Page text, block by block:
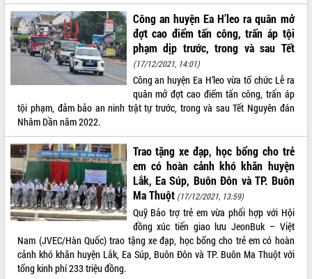
Đắk Lắk công bố Quy hoạch và xúc
tiến đầu tư tỉnh
Ngành cá ngừ Đắk Lắk chủ động thích
ứng để giữ vững thị trường xuất khẩu
Diễn đàn Kinh tế tư nhân Việt Nam đột
phá cơ chế - Hợp tác công tư
Đề án 06 tạo bước ngoặt đột phá trong
cải cách hành chính tỉnh Đắk Lắk
Kết nối tour, đẩy mạnh chuyển đổi số
để phát triển du lịch Đắk Lắk
Khởi động Dự án Đầu tư xây dựng hạ
tầng kỹ thuật Cụm công nghiệp Tân
Tiến
Gặp mặt các cơ quan báo chí nhân Kỷ
niệm 101 năm Ngày Báo chí Cách
mạng Việt Nam
Đắk Lắk sơ kết 4 năm triển khai thực
hiện Đề án 06 của Chính phủ
Công an huyện Ea H’leo ra quân mở
đợt cao điểm tấn công, trấn áp tội
phạm dịp trước, trong và sau Tết
(17/12/2021, 14:01)
Công an huyện Ea H’leo vừa tổ chức Lễ ra
quân mở đợt cao điểm tấn công, trấn áp
tội phạm, đảm bảo an ninh trật tự trước, trong và sau Tết Nguyên đán
Nhâm Dần năm 2022.
Trao tặng xe đạp, học bổng cho trẻ
em có hoàn cảnh khó khăn huyện
Lắk, Ea Súp, Buôn Đôn và TP. Buôn
Ma Thuột (17/12/2021, 13:59)
Quỹ Bảo trợ trẻ em vừa phối hợp với Hội
đồng xúc tiến giao lưu JeonBuk – Việt
Nam (JVEC/Hàn Quốc) trao tặng xe đạp, học bổng cho trẻ em có hoàn
cảnh khó khăn huyện Lắk, Ea Súp, Buôn Đôn và TP. Buôn Ma Thuột với
tổng kinh phí 233 triệu đồng.